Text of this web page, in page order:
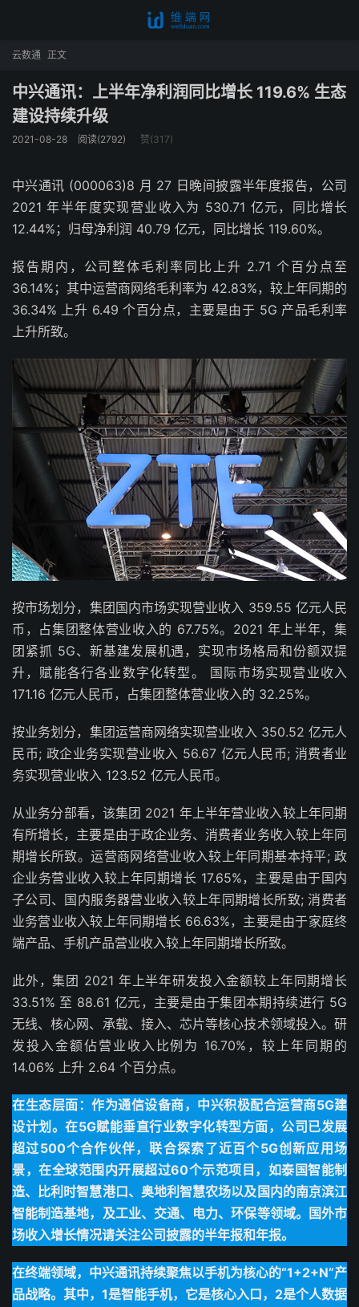
云数通 正文
中兴通讯：上半年净利润同比增长 119.6% 生态
建设持续升级
2021-08-28 阅读(2792) 赞(317)
中兴通讯 (000063)8 月 27 日晚间披露半年度报告，公司
2021 年半年度实现营业收入为 530.71 亿元，同比增长
12.44%；归母净利润 40.79 亿元，同比增长 119.60%。
报告期内，公司整体毛利率同比上升 2.71 个百分点至
36.14%；其中运营商网络毛利率为 42.83%，较上年同期的
36.34% 上升 6.49 个百分点，主要是由于 5G 产品毛利率
上升所致。
按市场划分，集团国内市场实现营业收入 359.55 亿元人民
币，占集团整体营业收入的 67.75%。2021 年上半年，集
团紧抓 5G、新基建发展机遇，实现市场格局和份额双提
升，赋能各行各业数字化转型。 国际市场实现营业收入
171.16 亿元人民币，占集团整体营业收入的 32.25%。
按业务划分，集团运营商网络实现营业收入 350.52 亿元人
民币; 政企业务实现营业收入 56.67 亿元人民币; 消费者业
务实现营业收入 123.52 亿元人民币。
从业务分部看，该集团 2021 年上半年营业收入较上年同期
有所增长，主要是由于政企业务、消费者业务收入较上年同
期增长所致。运营商网络营业收入较上年同期基本持平; 政
企业务营业收入较上年同期增长 17.65%，主要是由于国内
子公司、国内服务器营业收入较上年同期增长所致; 消费者
业务营业收入较上年同期增长 66.63%，主要是由于家庭终
端产品、手机产品营业收入较上年同期增长所致。
此外，集团 2021 年上半年研发投入金额较上年同期增长
33.51% 至 88.61 亿元，主要是由于集团本期持续进行 5G
无线、核心网、承载、接入、芯片等核心技术领域投入。研
发投入金额佔营业收入比例为 16.70%，较上年同期的
14.06% 上升 2.64 个百分点。
在生态层面：作为通信设备商，中兴积极配合运营商5G建
设计划。在5G赋能垂直行业数字化转型方面，公司已发展
超过500个合作伙伴，联合探索了近百个5G创新应用场
景，在全球范围内开展超过60个示范项目，如泰国智能制
造、比利时智慧港口、奥地利智慧农场以及国内的南京滨江
智能制造基地，及工业、交通、电力、环保等领域。国外市
场收入增长情况请关注公司披露的半年报和年报。
在终端领域，中兴通讯持续聚焦以手机为核心的“1+2+N”产
品战略。其中，1是智能手机，它是核心入口，2是个人数据